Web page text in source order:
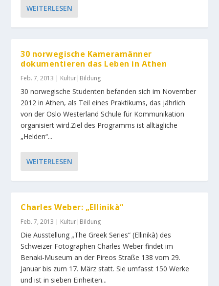
WEITERLESEN
30 norwegische Kameramänner
dokumentieren das Leben in Athen
Feb. 7, 2013 | Kultur|Bildung
30 norwegische Studenten befanden sich im November
2012 in Athen, als Teil eines Praktikums, das jährlich
von der Oslo Westerland Schule für Kommunikation
organisiert wird.Ziel des Programms ist alltägliche
„Helden“...
WEITERLESEN
Charles Weber: „Ellinikà“
Feb. 7, 2013 | Kultur|Bildung
Die Ausstellung „The Greek Series“ (Ellinikà) des
Schweizer Fotographen Charles Weber findet im
Benaki-Museum an der Pireos Straße 138 vom 29.
Januar bis zum 17. März statt. Sie umfasst 150 Werke
und ist in sieben Einheiten...